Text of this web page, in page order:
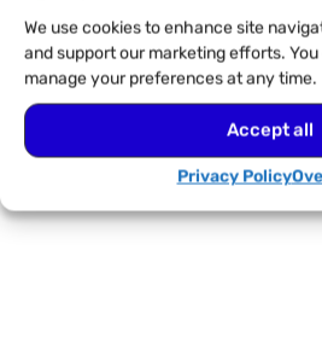
We use cookies to enhance site
and support our marketing efforts.
manage your preferences at any time.
Accept all
Privacy Policy
Verzenden